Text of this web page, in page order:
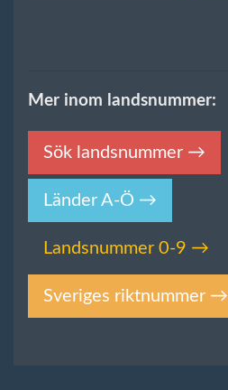
Mer inom landsnummer:
Sök landsnummer →
Länder A-Ö →
Landsnummer 0-9 →
Sveriges riktnummer →